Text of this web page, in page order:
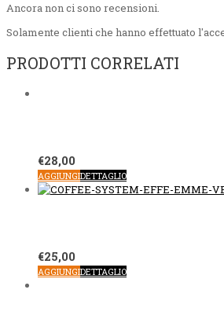
Ancora non ci sono recensioni.
Solamente clienti che hanno effettuato
PRODOTTI CORRELATI
€28,00
AGGIUNGIDETTAGLIO
€25,00
AGGIUNGIDETTAGLIO